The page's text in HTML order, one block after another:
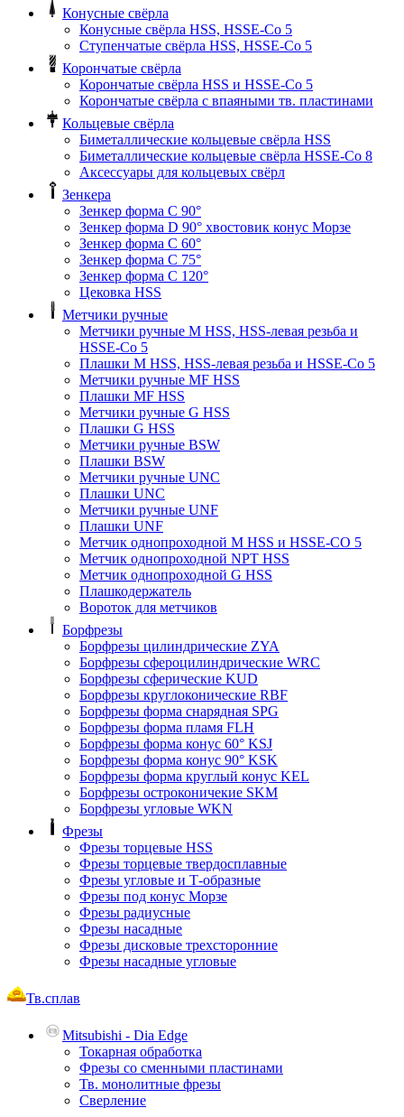
Конусные свёрла
Конусные свёрла HSS, HSSE-Co 5
Ступенчатые свёрла HSS, HSSE-Co 5
Корончатые свёрла
Корончатые свёрла HSS и HSSE-Co 5
Корончатые свёрла с впаяными тв. пластинами
Кольцевые свёрла
Биметаллические кольцевые свёрла HSS
Биметаллические кольцевые свёрла HSSE-Co 8
Аксессуары для кольцевых свёрл
Зенкера
Зенкер форма С 90°
Зенкер форма D 90° хвостовик конус Морзе
Зенкер форма С 60°
Зенкер форма С 75°
Зенкер форма С 120°
Цековка HSS
Метчики ручные
Метчики ручные M HSS, HSS-левая резьба и
HSSE-Co 5
Плашки M HSS, HSS-левая резьба и HSSE-Co 5
Метчики ручные MF HSS
Плашки MF HSS
Метчики ручные G HSS
Плашки G HSS
Метчики ручные BSW
Плашки BSW
Метчики ручные UNC
Плашки UNC
Метчики ручные UNF
Плашки UNF
Метчик однопроходной M HSS и HSSE-CO 5
Метчик однопроходной NPT HSS
Метчик однопроходной G HSS
Плашкодержатель
Вороток для метчиков
Борфрезы
Борфрезы цилиндрические ZYA
Борфрезы сфероцилиндрические WRC
Борфрезы сферические KUD
Борфрезы круглоконические RBF
Борфрезы форма снарядная SPG
Борфрезы форма пламя FLH
Борфрезы форма конус 60° KSJ
Борфрезы форма конус 90° KSK
Борфрезы форма круглый конус KEL
Борфрезы остроконичекие SKM
Борфрезы угловые WKN
Фрезы
Фрезы торцевые HSS
Фрезы торцевые твердосплавные
Фрезы угловые и Т-образные
Фрезы под конус Морзе
Фрезы радиусные
Фрезы насадные
Фрезы дисковые трехсторонние
Фрезы насадные угловые
Тв.сплав
Mitsubishi - Dia Edge
Токарная обработка
Фрезы со сменными пластинами
Тв. монолитные фрезы
Сверление